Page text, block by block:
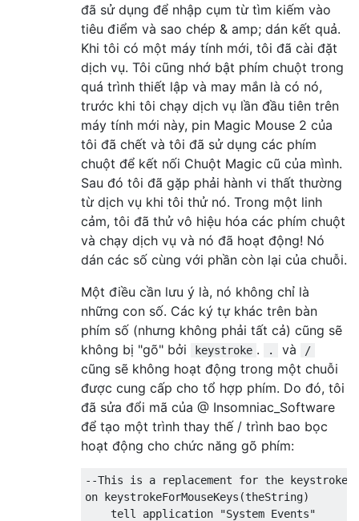
đã sử dụng để nhập cụm từ tìm kiếm vào
tiêu điểm và sao chép & amp; dán kết quả.
Khi tôi có một máy tính mới, tôi đã cài đặt
dịch vụ. Tôi cũng nhớ bật phím chuột trong
quá trình thiết lập và may mắn là có nó,
trước khi tôi chạy dịch vụ lần đầu tiên trên
máy tính mới này, pin Magic Mouse 2 của
tôi đã chết và tôi đã sử dụng các phím
chuột để kết nối Chuột Magic cũ của mình.
Sau đó tôi đã gặp phải hành vi thất thường
từ dịch vụ khi tôi thử nó. Trong một linh
cảm, tôi đã thử vô hiệu hóa các phím chuột
và chạy dịch vụ và nó đã hoạt động! Nó
dán các số cùng với phần còn lại của chuỗi.
Một điều cần lưu ý là, nó không chỉ là
những con số. Các ký tự khác trên bàn
phím số (nhưng không phải tất cả) cũng sẽ
không bị "gõ" bởi
keystroke . . và /
cũng sẽ không hoạt động trong một chuỗi
được cung cấp cho tổ hợp phím. Do đó, tôi
đã sửa đổi mã của @ Insomniac_Software
để tạo một trình thay thế / trình bao bọc
hoạt động cho chức năng gõ phím:
--This is a replacement for the keystroke
on keystrokeForMouseKeys(theString)
    tell application "System Events"